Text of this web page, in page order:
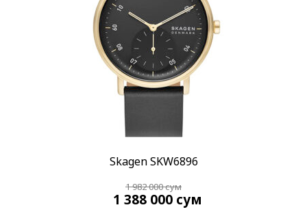
Skagen SKW6896
1 982 000сум
1 388 000 сум